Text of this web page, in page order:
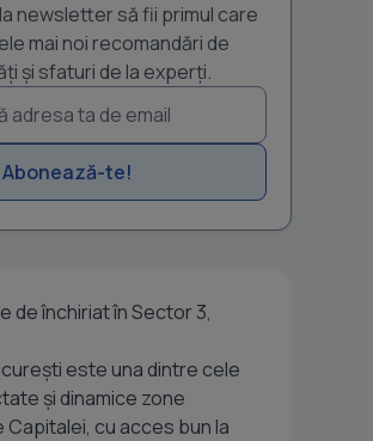
newsletter să fii primul care
mai noi recomandări de
și sfaturi de la experți.
Abonează-te!
de închiriat în Sector 3,
este una dintre cele
și dinamice zone
Capitalei, cu acces bun la